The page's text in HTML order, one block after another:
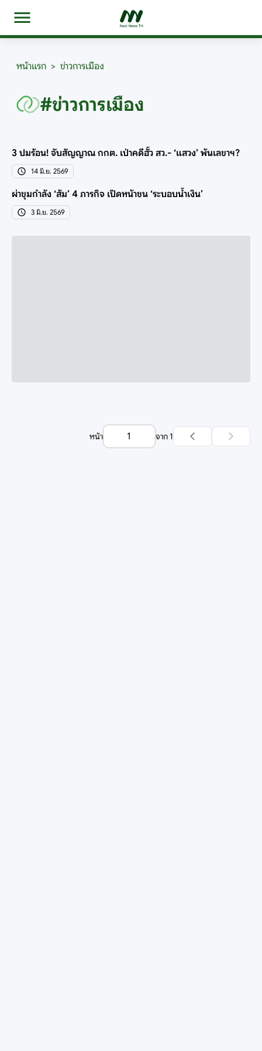
หน้าแรก > ข่าวการเมือง
#ข่าวการเมือง
3 ปมร้อน! จับสัญญาณ กกต. เป่าคดีฮั้ว สว.- ‘แสวง’ พ้นเลขาฯ?
14 มิ.ย. 2569
ผ่าขุมกำลัง ‘ส้ม’ 4 ภารกิจ เปิดหน้าชน ‘ระบอบน้ำเงิน’
3 มิ.ย. 2569
หน้า จาก 1